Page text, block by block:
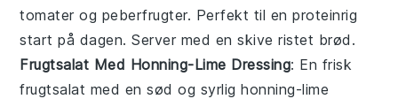
tomater og peberfrugter. Perfekt til en proteinrig
start på dagen. Server med en skive ristet brød.
Frugtsalat Med Honning-Lime Dressing: En frisk
frugtsalat med en sød og syrlig honning-lime